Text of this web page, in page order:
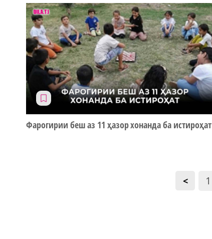
Фарогирии беш аз 11 ҳазор хонанда ба истироҳат
< 1